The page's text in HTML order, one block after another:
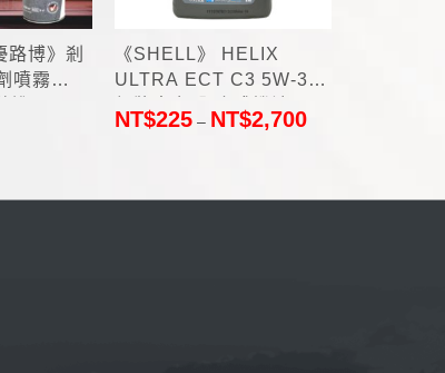
路博》剎
噴霧
進口)
《SHELL》 HELIX
ULTRA ECT C3 5W-30
殼牌喜力 全合成機油
1L(德國原裝進口)
NT$225 – NT$2,700